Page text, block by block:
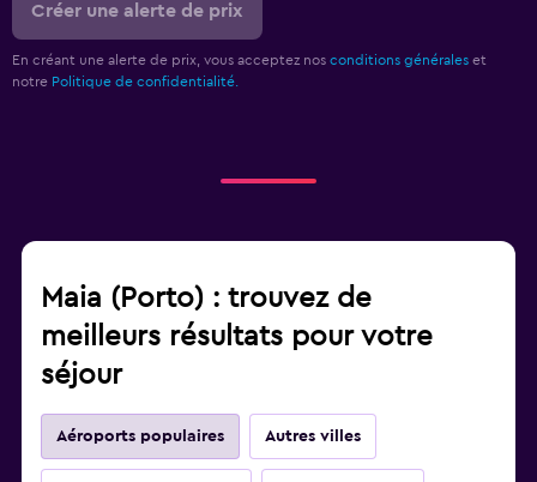
Créer une alerte de prix
En créant une alerte de prix, vous acceptez nos conditions générales et
notre Politique de confidentialité.
Maia (Porto) : trouvez de
meilleurs résultats pour votre
séjour
Aéroports populaires Autres villes